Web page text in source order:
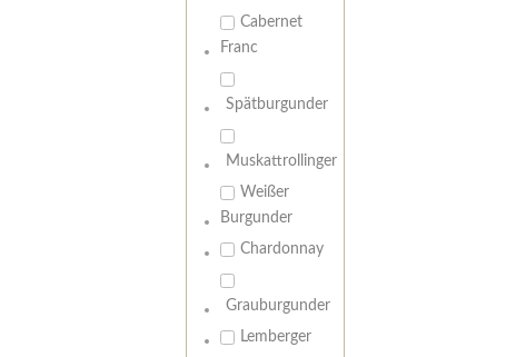
Cabernet
Franc
Spätburgunder
Muskattrollinger
Weißer
Burgunder
Chardonnay
Grauburgunder
Lemberger